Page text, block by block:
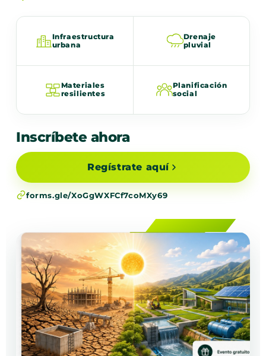
Infraestructura
urbana
Drenaje
pluvial
Materiales
resilientes
Planificación
social
Inscríbete ahora
Regístrate aquí
forms.gle/XoGgWXFCf7coMXy69